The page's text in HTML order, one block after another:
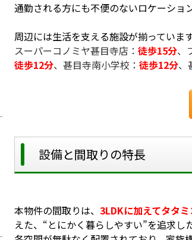
通勤される方にも不便のないロケーション
周辺には生活を支える施設が揃っています
スーパーコノミヤ甚目寺店： 徒歩15分、
徒歩12分、 甚目寺南小学校： 徒歩12分、
設備と間取りの特長
本物件の間取りは、 3LDKに加えてタタ
えた、“とにかく暮らしやすい”を追求し